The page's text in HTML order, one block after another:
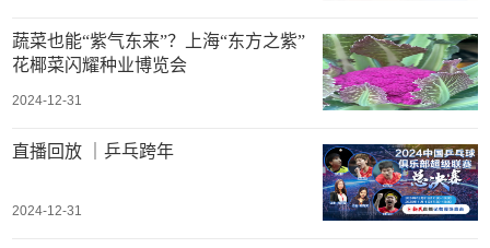
蔬菜也能“紫气东来”？上海“东方之紫”
花椰菜闪耀种业博览会
2024-12-31
直播回放 ｜乒乓跨年
2024-12-31